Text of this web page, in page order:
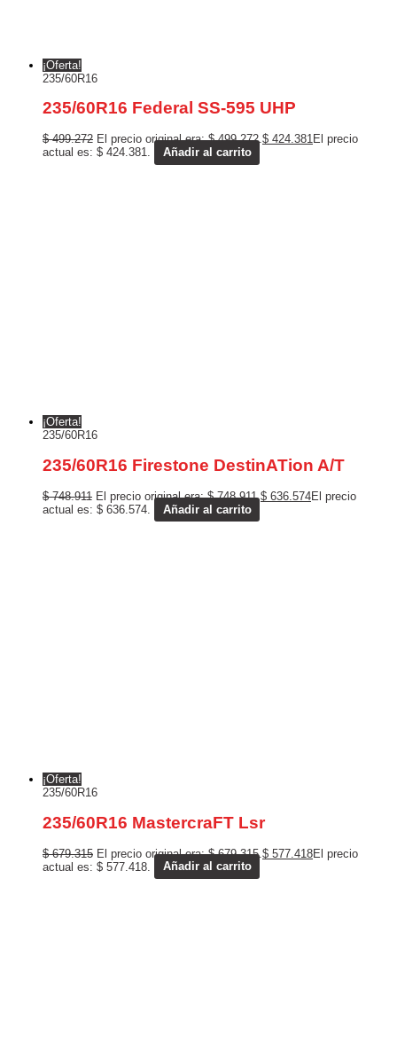
¡Oferta!
235/60R16
235/60R16 Federal SS-595 UHP
$499.272 El precio original era: $ 499.272.$ 424.381El precio
actual es: $ 424.381.
Añadir al carrito
¡Oferta!
235/60R16
235/60R16 Firestone DestinATion A/T
$748.911 El precio original era: $ 748.911.$ 636.574El precio
actual es: $ 636.574.
Añadir al carrito
¡Oferta!
235/60R16
235/60R16 MastercraFT Lsr
$679.315 El precio original era: $ 679.315. $ 577.418El precio
actual es: $ 577.418.
Añadir al carrito